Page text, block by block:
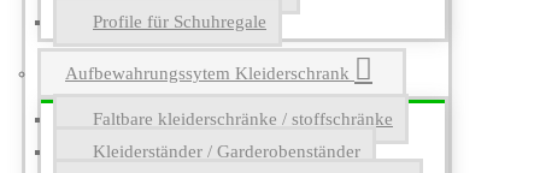
Profile für Schuhregale
Aufbewahrungssytem Kleiderschrank
Faltbare kleiderschränke / stoffschränke
Kleiderständer / Garderobenständer